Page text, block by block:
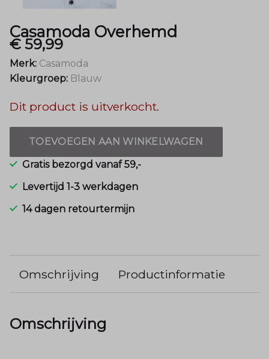
Casamoda Overhemd
€ 59,99
Merk: Casamoda
Kleurgroep: Blauw
Dit product is uitverkocht.
TOEVOEGEN AAN WINKELWAGEN
Gratis bezorgd vanaf 59,-
Levertijd 1-3 werkdagen
14 dagen retourtermijn
Omschrijving Productinformatie
Omschrijving